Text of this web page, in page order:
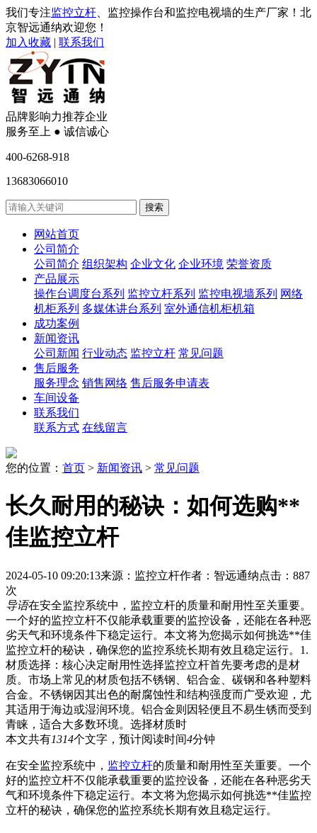
我们专注监控立杆 、监控操作台和监控电视墙的生产厂家！北
京智远通纳欢迎您！
加入收藏 | 联系我们
品牌影响力推荐企业
服务至上 ● 诚信诚心
400-6268-918
13683066010
网站首页
公司简介
公司简介 组织架构 企业文化 企业环境 荣誉资质
产品展示
操作台调度台系列 监控立杆系列 监控电视墙系列 网络
机柜系列 多媒体讲台系列 室外通信机柜机箱
成功案例
新闻资讯
公司新闻 行业动态 监控立杆 常见问题
售后服务
服务理念 销售网络 售后服务申请表
车间设备
联系我们
联系方式 在线留言
您的位置： 首页 > 新闻资讯 > 常见问题
长久耐用的秘诀：如何选购**
佳监控立杆
2024-05-10 09:20:13来源：监控立杆作者：智远通纳点击：887
次
导语在安全监控系统中，监控立杆的质量和耐用性至关重要。
一个好的监控立杆不仅能承载重要的监控设备，还能在各种恶
劣天气和环境条件下稳定运行。本文将为您揭示如何挑选**佳
监控立杆的秘诀，确保您的监控系统长期有效且稳定运行。1.
材质选择：核心决定耐用性选择监控立杆首先要考虑的是材
质。市场上常见的材质包括不锈钢、铝合金、碳钢和各种塑料
合金。不锈钢因其出色的耐腐蚀性和结构强度而广受欢迎，尤
其适用于海边或湿润环境。铝合金则因轻便且不易生锈而受到
青睐，适合大多数环境。选择材质时
本文共有1314个文字，预计阅读时间4分钟
在安全监控系统中， 监控立杆的质量和耐用性至关重要。一个
好的监控立杆不仅能承载重要的监控设备，还能在各种恶劣天
气和环境条件下稳定运行。本文将为您揭示如何挑选**佳监控
立杆的秘诀，确保您的监控系统长期有效且稳定运行。